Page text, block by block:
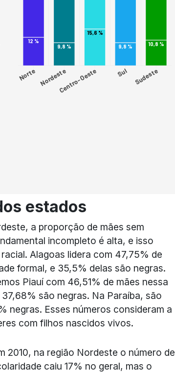
estados
a proporção de mães sem
incompleto é alta, e isso
Alagoas lidera com 47,75% de
formal, e 35,5% delas são negras.
Piauí com 46,51% de mães nessa
são negras. Na Paraíba, são
negras. Esses números consideram a
com filhos nascidos vivos.
2010, na região Nordeste o número de
caiu 17% no geral, mas o